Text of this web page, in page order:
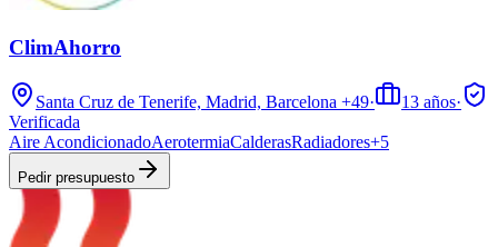
ClimAhorro
Santa Cruz de Tenerife, Madrid, Barcelona +49· 13 años·
Verificada
Aire AcondicionadoAerotermiaCalderasRadiadores+5
Pedir presupuesto